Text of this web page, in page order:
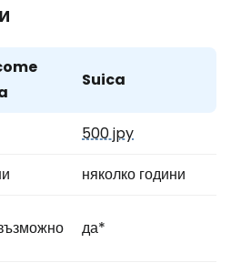
Suica
500 jpy
няколко години
да*